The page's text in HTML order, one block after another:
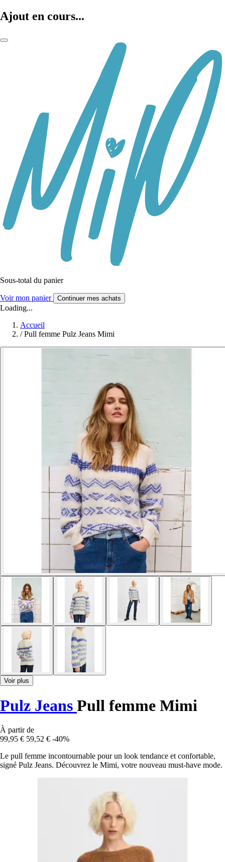
Ajout en cours...
Sous-total du panier
Voir mon panier Continuer mes achats
Loading...
Accueil
/ Pull femme Pulz Jeans Mimi
Voir plus
Pulz Jeans Pull femme Mimi
À partir de
99,95 € 59,52 € -40%
Le pull femme incontournable pour un look tendance et confortable,
signé Pulz Jeans. Découvrez le Mimi, votre nouveau must-have mode.